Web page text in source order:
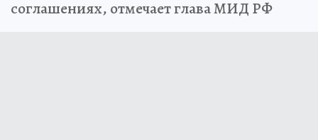
соглашениях, отмечает глава МИД РФ